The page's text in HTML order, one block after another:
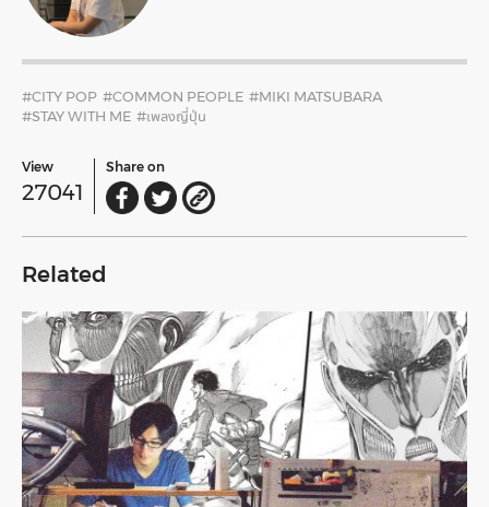
#CITY POP #COMMON PEOPLE #MIKI MATSUBARA
#STAY WITH ME #เพลงญี่ปุ่น
View
27041
Share on
Related